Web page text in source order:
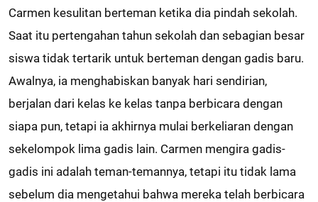
Carmen kesulitan berteman ketika dia pindah sekolah.
Saat itu pertengahan tahun sekolah dan sebagian besar
siswa tidak tertarik untuk berteman dengan gadis baru.
Awalnya, ia menghabiskan banyak hari sendirian,
berjalan dari kelas ke kelas tanpa berbicara dengan
siapa pun, tetapi ia akhirnya mulai berkeliaran dengan
sekelompok lima gadis lain. Carmen mengira gadis-
gadis ini adalah teman-temannya, tetapi itu tidak lama
sebelum dia mengetahui bahwa mereka telah berbicara